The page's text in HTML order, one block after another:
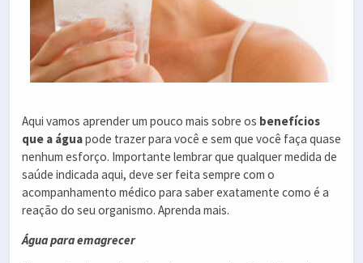
Aqui vamos aprender um pouco mais sobre os benefícios
que a águapode trazer para você e sem que você faça quase
nenhum esforço. Importante lembrar que qualquer medida de
saúde indicada aqui, deve ser feita sempre com o
acompanhamento médico para saber exatamente como é a
reação do seu organismo. Aprenda mais.
Água para emagrecer